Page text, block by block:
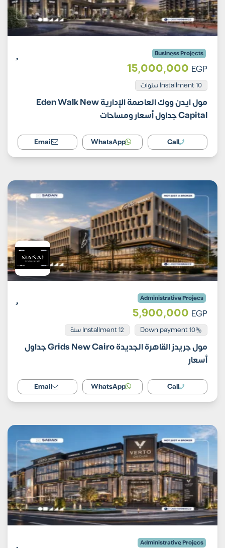
Business Projects
15,000,000 EGP
Installment 10 سنوات
مول ايدن ووك العاصمة الإدارية Eden Walk New
Capital جداول أسعار ومساحات
Call
WhatsApp
Email
Administrative Projecs
5,900,000 EGP
10% Down payment Installment 12 سنة
مول جريدز القاهرة الجديدة Grids New Cairo جداول
أسعار
Call
WhatsApp
Email
Administrative Projecs